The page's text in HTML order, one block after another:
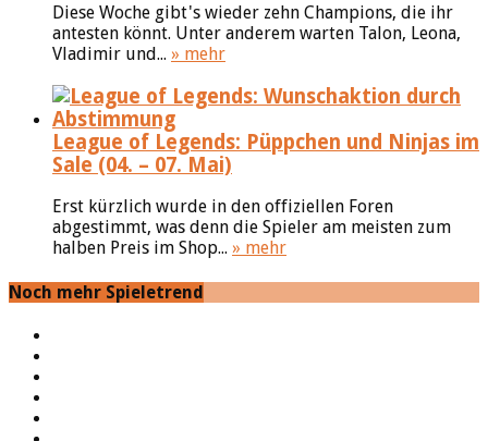
Diese Woche gibt's wieder zehn Champions, die ihr
antesten könnt. Unter anderem warten Talon, Leona,
Vladimir und... » mehr
League of Legends: Püppchen und Ninjas im
Sale (04. – 07. Mai)
Erst kürzlich wurde in den offiziellen Foren
abgestimmt, was denn die Spieler am meisten zum
halben Preis im Shop... » mehr
Noch mehr Spieletrend